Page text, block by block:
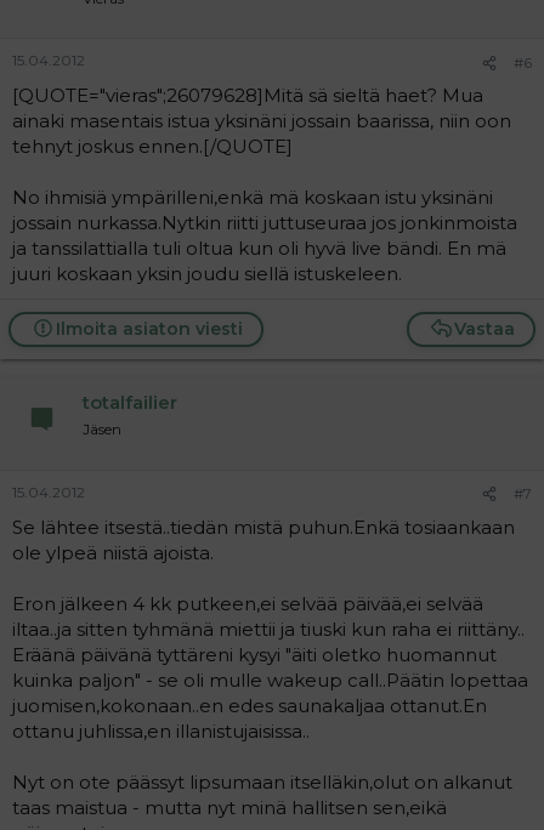
15.04.2012 #6
[QUOTE="vieras";26079628]Mitä sä sieltä haet? Mua
ainaki masentais istua yksinäni jossain baarissa, niin oon
tehnyt joskus ennen.[/QUOTE]
No ihmisiä ympärilleni,enkä mä koskaan istu yksinäni
jossain nurkassa.Nytkin riitti juttuseuraa jos jonkinmoista
ja tanssilattialla tuli oltua kun oli hyvä live bändi. En mä
juuri koskaan yksin joudu siellä istuskeleen.
Vastaa
Ilmoita asiaton viesti
totalfailier
Jäsen
15.04.2012 #7
Se lähtee itsestä..tiedän mistä puhun.Enkä tosiaankaan
ole ylpeä niistä ajoista.
Eron jälkeen 4 kk putkeen,ei selvää päivää,ei selvää
iltaa..ja sitten tyhmänä miettii ja tiuski kun raha ei riittäny..
Eräänä päivänä tyttäreni kysyi "äiti oletko huomannut
kuinka paljon" - se oli mulle wakeup call..Päätin lopettaa
juomisen,kokonaan..en edes saunakaljaa ottanut.En
ottanu juhlissa,en illanistujaisissa..
Nyt on ote päässyt lipsumaan itselläkin,olut on alkanut
taas maistua - mutta nyt minä hallitsen sen,eikä